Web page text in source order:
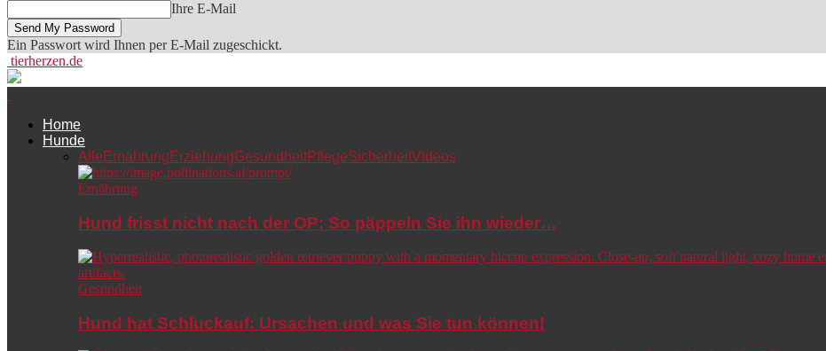
Ihre E-Mail
Ein Passwort wird Ihnen per E-Mail zugeschickt.
tierherzen.de
Home
Hunde
Alle Ernährung ErziehungGesundheitPflegeSicherheitVideos
Ernährung
Hund frisst nicht nach der OP: So päppeln Sie ihn wieder…
Gesundheit
Hund hat Schluckauf: Ursachen und was Sie tun können!